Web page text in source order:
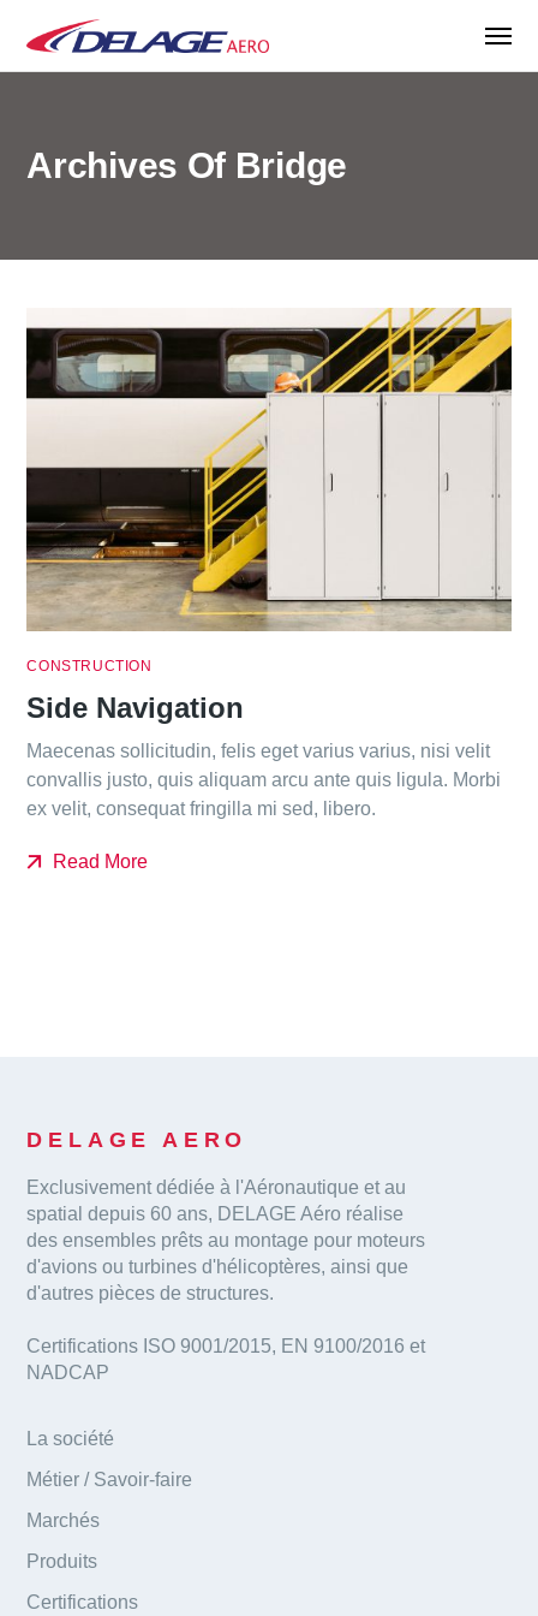
Archives Of Bridge
CONSTRUCTION
Side Navigation
Maecenas sollicitudin, felis eget varius varius, nisi velit
convallis justo, quis aliquam arcu ante quis ligula. Morbi
ex velit, consequat fringilla mi sed, libero.
Read More
DELAGE AERO
Exclusivement dédiée à l'Aéronautique et au
spatial depuis 60 ans, DELAGE Aéro réalise
des ensembles prêts au montage pour moteurs
d'avions ou turbines d'hélicoptères, ainsi que
d'autres pièces de structures.
Certifications ISO 9001/2015, EN 9100/2016 et
NADCAP
La société
Métier / Savoir-faire
Marchés
Produits
Certifications